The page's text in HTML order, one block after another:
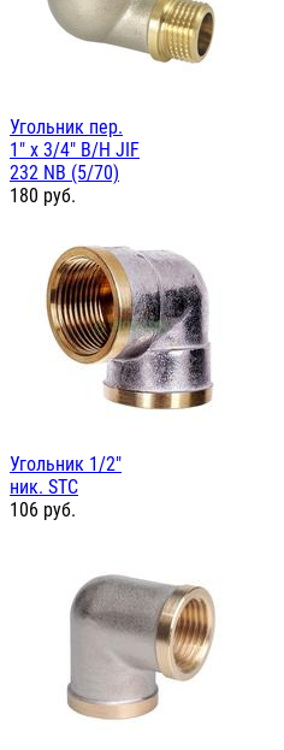
Угольник пер.
1" х 3/4" В/Н JIF
232 NB (5/70)
180 руб.
Угольник 1/2"
ник. STC
106 руб.